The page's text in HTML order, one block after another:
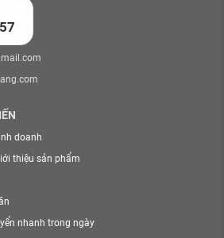
doanh
thiệu sản phẩm
nhanh trong ngày